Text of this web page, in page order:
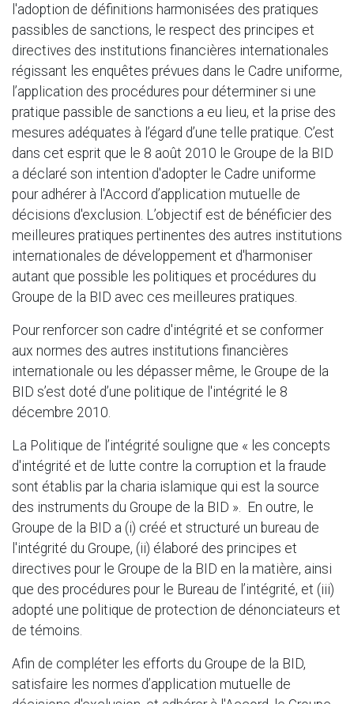
l'adoption de définitions harmonisées des pratiques
passibles de sanctions, le respect des principes et
directives des institutions financières internationales
régissant les enquêtes prévues dans le Cadre uniforme,
l’application des procédures pour déterminer si une
pratique passible de sanctions a eu lieu, et la prise des
mesures adéquates à l’égard d’une telle pratique. C’est
dans cet esprit que le 8 août 2010 le Groupe de la BID
a déclaré son intention d'adopter le Cadre uniforme
pour adhérer à l'Accord d’application mutuelle de
décisions d'exclusion. L’objectif est de bénéficier des
meilleures pratiques pertinentes des autres institutions
internationales de développement et d'harmoniser
autant que possible les politiques et procédures du
Groupe de la BID avec ces meilleures pratiques.
Pour renforcer son cadre d'intégrité et se conformer
aux normes des autres institutions financières
internationale ou les dépasser même, le Groupe de la
BID s’est doté d’une politique de l'intégrité le 8
décembre 2010.
La Politique de l’intégrité souligne que « les concepts
d'intégrité et de lutte contre la corruption et la fraude
sont établis par la charia islamique qui est la source
des instruments du Groupe de la BID ». En outre, le
Groupe de la BID a (i) créé et structuré un bureau de
l'intégrité du Groupe, (ii) élaboré des principes et
directives pour le Groupe de la BID en la matière, ainsi
que des procédures pour le Bureau de l’intégrité, et (iii)
adopté une politique de protection de dénonciateurs et
de témoins.
Afin de compléter les efforts du Groupe de la BID,
satisfaire les normes d’application mutuelle de